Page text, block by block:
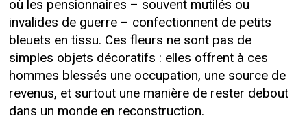
où les pensionnaires – souvent mutilés ou
invalides de guerre – confectionnent de petits
bleuets en tissu. Ces fleurs ne sont pas de
simples objets décoratifs : elles offrent à ces
hommes blessés une occupation, une source de
revenus, et surtout une manière de rester debout
dans un monde en reconstruction.